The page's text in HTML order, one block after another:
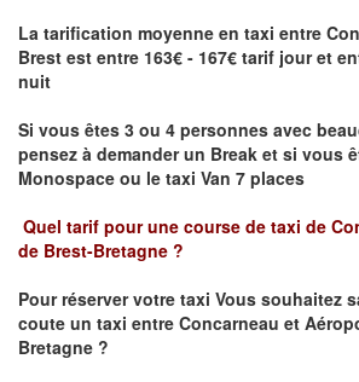
La tarification moyenne en taxi entre
Brest est entre 163€ - 167€ tarif jour et
nuit
Si vous êtes 3 ou 4 personnes avec
pensez à demander un Break et si vous
Monospace ou le taxi Van 7 places
Quel tarif pour une course de taxi de
de Brest-Bretagne ?
Pour réserver votre taxi Vous souhaitez
coute un taxi entre Concarneau et
Bretagne ?